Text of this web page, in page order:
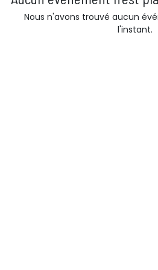
Nous n'avons trouvé aucun
l'instant.